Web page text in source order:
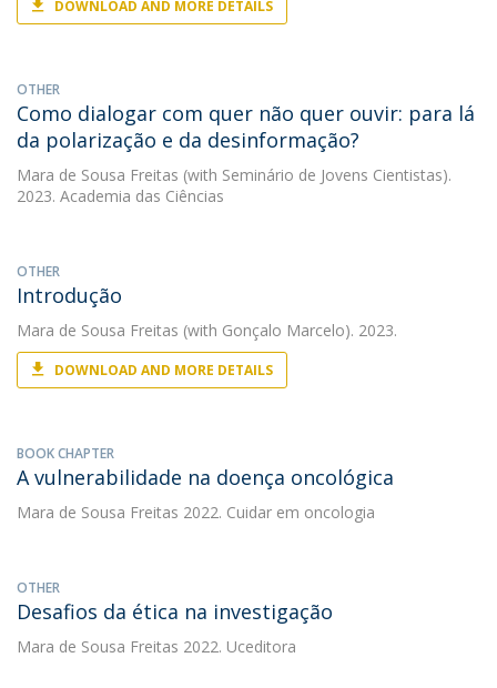
DOWNLOAD AND MORE DETAILS
OTHER
Como dialogar com quer não quer ouvir: para lá
da polarização e da desinformação?
Mara de Sousa Freitas (with Seminário de Jovens Cientistas).
2023. Academia das Ciências
OTHER
Introdução
Mara de Sousa Freitas (with Gonçalo Marcelo). 2023.
DOWNLOAD AND MORE DETAILS
BOOK CHAPTER
A vulnerabilidade na doença oncológica
Mara de Sousa Freitas 2022. Cuidar em oncologia
OTHER
Desafios da ética na investigação
Mara de Sousa Freitas 2022. Uceditora